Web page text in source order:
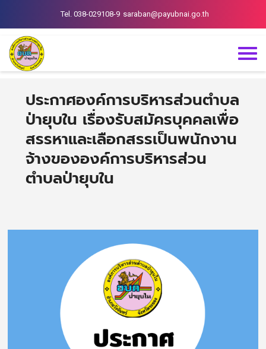
Tel. 038-029108-9 saraban@payubnai.go.th
ประกาศองค์การบริหารส่วนตำบล
ป่ายุบใน เรื่องรับสมัครบุคคลเพื่อ
สรรหาและเลือกสรรเป็นพนักงาน
จ้างขององค์การบริหารส่วน
ตำบลป่ายุบใน